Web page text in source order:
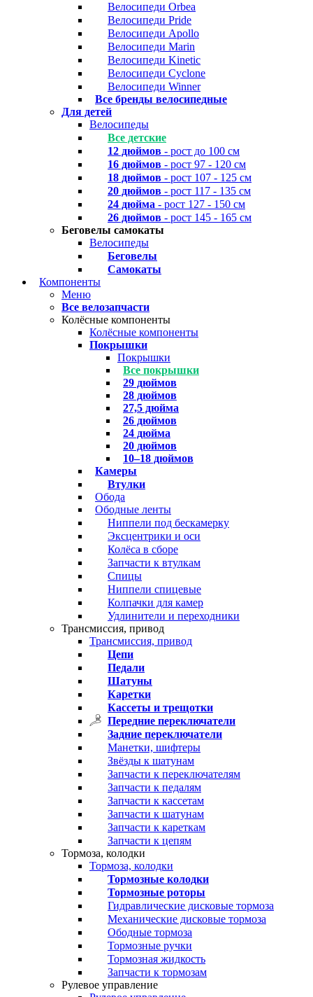
Велосипеди Orbea
Велосипеди Pride
Велосипеди Apollo
Велосипеди Marin
Велосипеди Kinetic
Велосипеди Cyclone
Велосипеди Winner
Все бренды велосипедные
Для детей
Велосипеды
Все детские
12 дюймов - рост до 100 см
16 дюймов - рост 97 - 120 см
18 дюймов - рост 107 - 125 см
20 дюймов - рост 117 - 135 см
24 дюйма - рост 127 - 150 см
26 дюймов - рост 145 - 165 см
Беговелы самокаты
Велосипеды
Беговелы
Самокаты
Компоненты
Меню
Все велозапчасти
Колёсные компоненты
Колёсные компоненты
Покрышки
Покрышки
Все покрышки
29 дюймов
28 дюймов
27,5 дюйма
26 дюймов
24 дюйма
20 дюймов
10–18 дюймов
Камеры
Втулки
Обода
Ободные ленты
Ниппели под бескамерку
Эксцентрики и оси
Колёса в сборе
Запчасти к втулкам
Спицы
Ниппели спицевые
Колпачки для камер
Удлинители и переходники
Трансмиссия, привод
Трансмиссия, привод
Цепи
Педали
Шатуны
Каретки
Кассеты и трещотки
Передние переключатели
Задние переключатели
Манетки, шифтеры
Звёзды к шатунам
Запчасти к переключателям
Запчасти к педалям
Запчасти к кассетам
Запчасти к шатунам
Запчасти к кареткам
Запчасти к цепям
Тормоза, колодки
Тормоза, колодки
Тормозные колодки
Тормозные роторы
Гидравлические дисковые тормоза
Механические дисковые тормоза
Ободные тормоза
Тормозные ручки
Тормозная жидкость
Запчасти к тормозам
Рулевое управление